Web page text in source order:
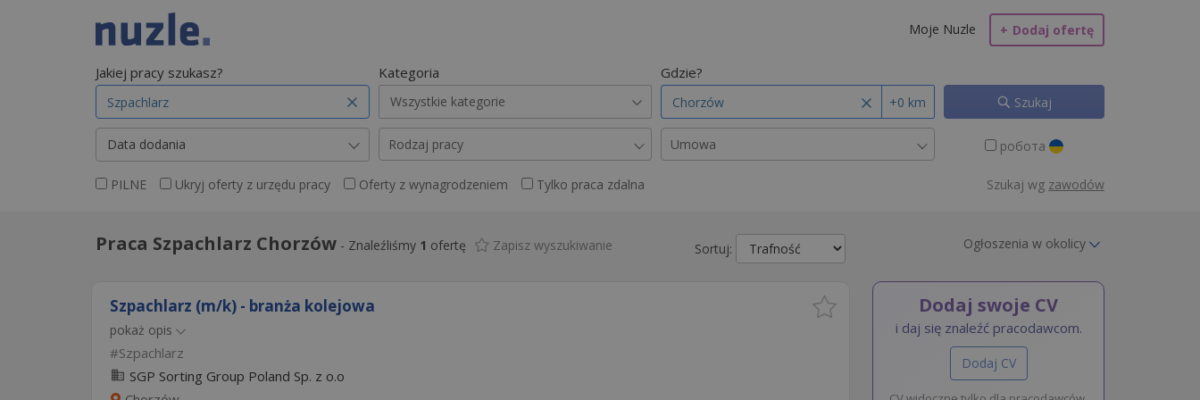
+ Dodaj ofertę
Moje Nuzle
Jakiej pracy szukasz? Kategoria
Wszystkie kategorie
Gdzie?
+0 km Szukaj
Data dodania Rodzaj pracy Umowa робота
PILNE Ukryj oferty z urzędu pracy Oferty z wynagrodzeniem Tylko praca zdalna Szukaj wg zawodów
Sortuj:
Zapisz wyszukiwanie
Praca Szpachlarz Chorzów - Znaleźliśmy 1 ofertę Ogłoszenia w okolicy
Szpachlarz (m/k) - branża kolejowa
pokaż opis
Szpachlarz
SGP Sorting Group Poland Sp. z o.o
Dodaj swoje CV
i daj się znaleźć pracodawcom.
Dodaj CV